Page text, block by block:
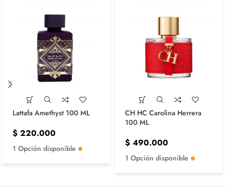
Lattafa Amethyst 100 ML
$ 220.000
1 Opción disponible
CH HC Carolina Herrera
100 ML
$ 490.000
1 Opción disponible